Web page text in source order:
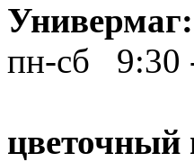
Универмаг:
пн-сб 9:30